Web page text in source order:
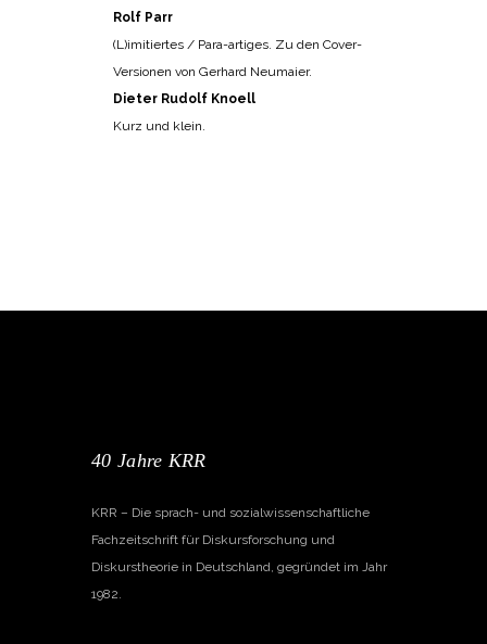
Rolf Parr
(L)imitiertes / Para-artiges. Zu den Cover-
Versionen von Gerhard Neumaier.
Dieter Rudolf Knoell
Kurz und klein.
40 Jahre KRR
KRR – Die sprach- und sozialwissenschaftliche
Fachzeitschrift für Diskursforschung und
Diskurstheorie in Deutschland, gegründet im Jahr
1982.